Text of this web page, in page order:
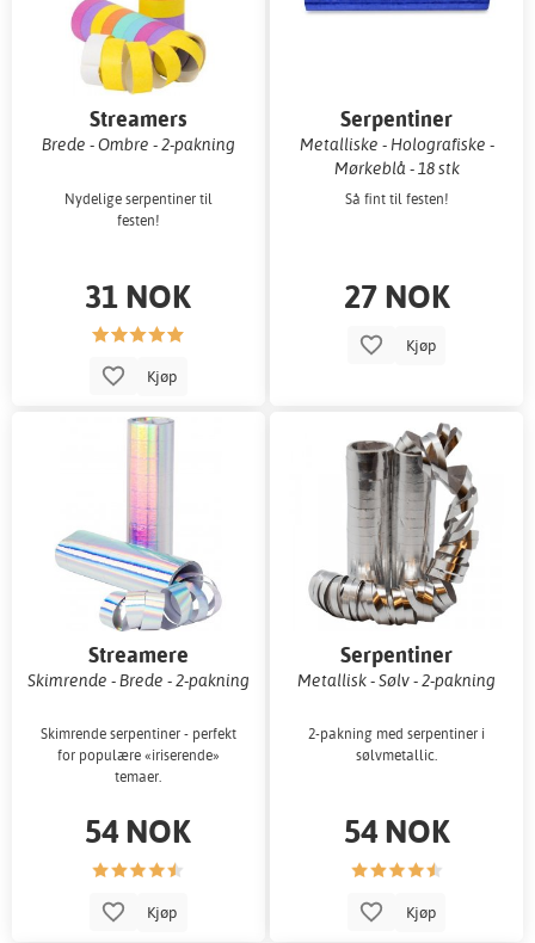
Streamers
Brede - Ombre - 2-pakning
Nydelige serpentiner til
festen!
31 NOK
Kjøp
Serpentiner
Metalliske - Holografiske -
Mørkeblå - 18 stk
Så fint til festen!
27 NOK
Kjøp
Streamere
Skimrende - Brede - 2-pakning
Skimrende serpentiner - perfekt
for populære «iriserende»
temaer.
54 NOK
Kjøp
Serpentiner
Metallisk - Sølv - 2-pakning
2-pakning med serpentiner i
sølvmetallic.
54 NOK
Kjøp